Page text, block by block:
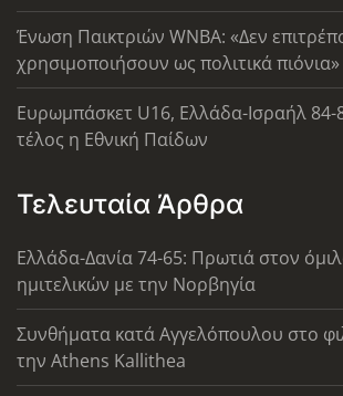
Ένωση Παικτριών WNBA: «Δεν
χρησιμοποιήσουν ως πολιτικά πιόνια»
Ευρωμπάσκετ U16, Ελλάδα-Ισραήλ 84-
τέλος η Εθνική Παίδων
Τελευταία Άρθρα
Ελλάδα-Δανία 74-65: Πρωτιά στον
ημιτελικών με την Νορβηγία
Συνθήματα κατά Αγγελόπουλου στο
την Athens Kallithea